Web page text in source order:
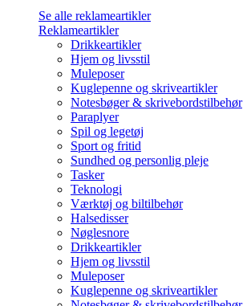
Se alle reklameartikler
Reklameartikler
Drikkeartikler
Hjem og livsstil
Muleposer
Kuglepenne og skriveartikler
Notesbøger & skrivebordstilbehør
Paraplyer
Spil og legetøj
Sport og fritid
Sundhed og personlig pleje
Tasker
Teknologi
Værktøj og biltilbehør
Halsedisser
Nøglesnore
Drikkeartikler
Hjem og livsstil
Muleposer
Kuglepenne og skriveartikler